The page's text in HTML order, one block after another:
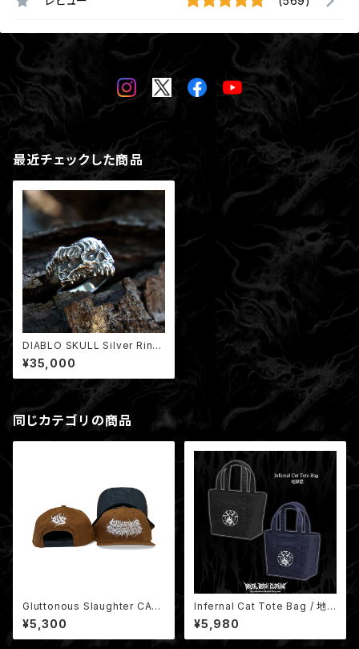
最近チェックした商品
DIABLO SKULL Silver Ring
(Nil:GRAVE collaboration)
¥35,000
同じカテゴリの商品
Gluttonous Slaughter CAP
Brown x White
¥5,300
Infernal Cat Tote Bag / 地
獄猫トートバッグ（缶バッジ付き）
¥5,980